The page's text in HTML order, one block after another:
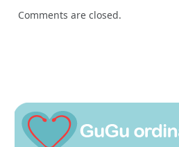
Comments are closed.